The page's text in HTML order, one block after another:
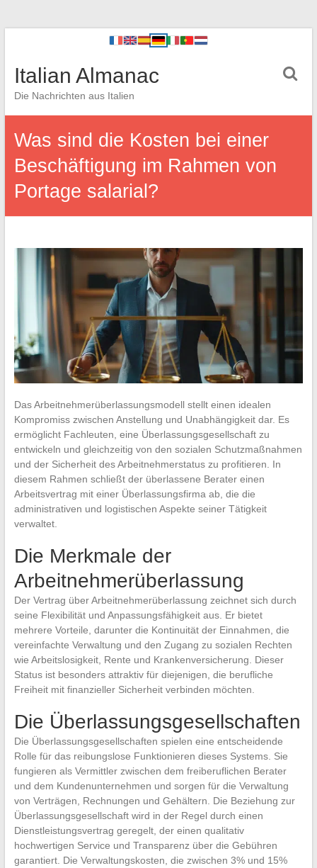
Italian Almanac
Die Nachrichten aus Italien
Was sind die Kosten bei einer
Beschäftigung im Rahmen von
Portage salarial?
Das Arbeitnehmerüberlassungsmodell stellt einen idealen
Kompromiss zwischen Anstellung und Unabhängigkeit dar. Es
ermöglicht Fachleuten, eine Überlassungsgesellschaft zu
entwickeln und gleichzeitig von den sozialen Schutzmaßnahmen
und der Sicherheit des Arbeitnehmerstatus zu profitieren. In
diesem Rahmen schließt der überlassene Berater einen
Arbeitsvertrag mit einer Überlassungsfirma ab, die die
administrativen und logistischen Aspekte seiner Tätigkeit
verwaltet.
Die Merkmale der
Arbeitnehmerüberlassung
Der Vertrag über Arbeitnehmerüberlassung zeichnet sich durch
seine Flexibilität und Anpassungsfähigkeit aus. Er bietet
mehrere Vorteile, darunter die Kontinuität der Einnahmen, die
vereinfachte Verwaltung und den Zugang zu sozialen Rechten
wie Arbeitslosigkeit, Rente und Krankenversicherung. Dieser
Status ist besonders attraktiv für diejenigen, die berufliche
Freiheit mit finanzieller Sicherheit verbinden möchten.
Die Überlassungsgesellschaften
Die Überlassungsgesellschaften spielen eine entscheidende
Rolle für das reibungslose Funktionieren dieses Systems. Sie
fungieren als Vermittler zwischen dem freiberuflichen Berater
und dem Kundenunternehmen und sorgen für die Verwaltung
von Verträgen, Rechnungen und Gehältern. Die Beziehung zur
Überlassungsgesellschaft wird in der Regel durch einen
Dienstleistungsvertrag geregelt, der einen qualitativ
hochwertigen Service und Transparenz über die Gebühren
garantiert. Die Verwaltungskosten, die zwischen 3% und 15%